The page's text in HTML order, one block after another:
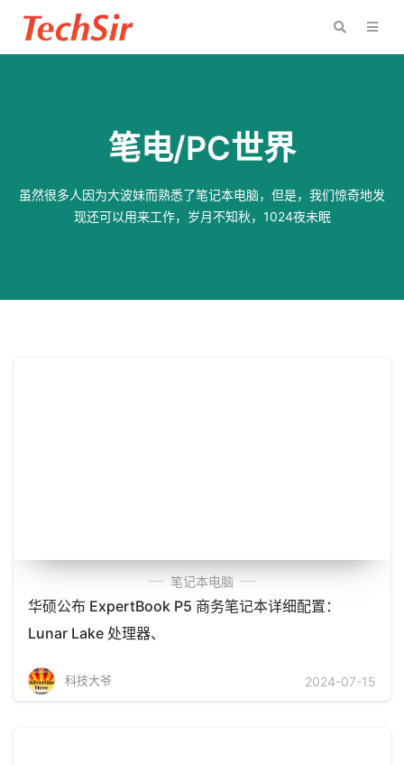
笔电/PC世界
虽然很多人因为大波妹而熟悉了笔记本电脑，但是，我们惊奇地发
现还可以用来工作，岁月不知秋，1024夜未眠
笔记本电脑
华硕公布 ExpertBook P5 商务笔记本详细配置：
Lunar Lake 处理器、
科技大爷 2024-07-15